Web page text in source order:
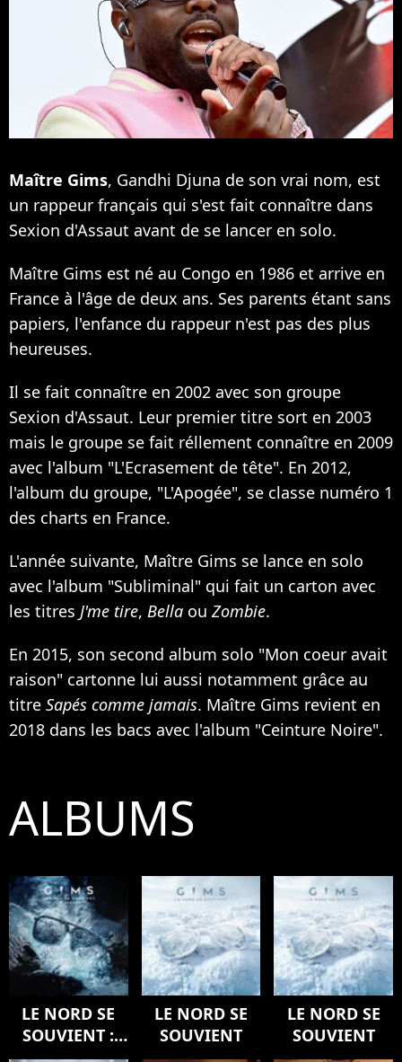
Maître Gims, Gandhi Djuna de son vrai nom, est
un rappeur français qui s'est fait connaître dans
Sexion d'Assaut avant de se lancer en solo.
Maître Gims est né au Congo en 1986 et arrive en
France à l'âge de deux ans. Ses parents étant sans
papiers, l'enfance du rappeur n'est pas des plus
heureuses.
Il se fait connaître en 2002 avec son groupe
Sexion d'Assaut. Leur premier titre sort en 2003
mais le groupe se fait réllement connaître en 2009
avec l'album "L'Ecrasement de tête". En 2012,
l'album du groupe, "L'Apogée", se classe numéro 1
des charts en France.
L'année suivante, Maître Gims se lance en solo
avec l'album "Subliminal" qui fait un carton avec
les titres J'me tire, Bella ou Zombie.
En 2015, son second album solo "Mon coeur avait
raison" cartonne lui aussi notamment grâce au
titre Sapés comme jamais. Maître Gims revient en
2018 dans les bacs avec l'album "Ceinture Noire".
ALBUMS
LE NORD SE
SOUVIENT :
L'ODYSSÉE
LE NORD SE
SOUVIENT
LE NORD SE
SOUVIENT